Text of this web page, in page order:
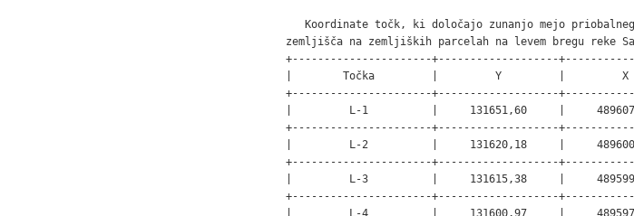
Koordinate točk, ki določajo zunanjo mejo
zemljišča na zemljiških parcelah na levem bregu reke
+----------------------+-------------------
|        Točka         |         Y         |         X
+----------------------+-------------------
|         L-1          |     131651,60     |
+----------------------+-------------------
|         L-2          |     131620,18     |
+----------------------+-------------------
|         L-3          |     131615,38     |
+----------------------+-------------------
|         L-4          |     131600,97     |